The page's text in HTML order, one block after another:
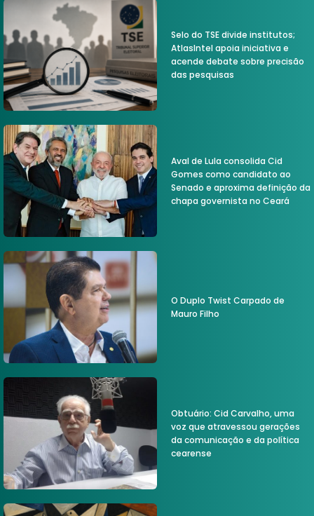
Selo do TSE divide institutos;
AtlasIntel apoia iniciativa e
acende debate sobre precisão
das pesquisas
Aval de Lula consolida Cid
Gomes como candidato ao
Senado e aproxima definição da
chapa governista no Ceará
O Duplo Twist Carpado de
Mauro Filho
Obtuário: Cid Carvalho, uma
voz que atravessou gerações
da comunicação e da política
cearense